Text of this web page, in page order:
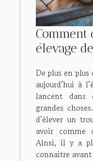
Comment
élevage
De plus en plus
aujourd’hui à
lancent dans
grandes
d’élever un
avoir comme
Ainsi, il y a
connaitre avant